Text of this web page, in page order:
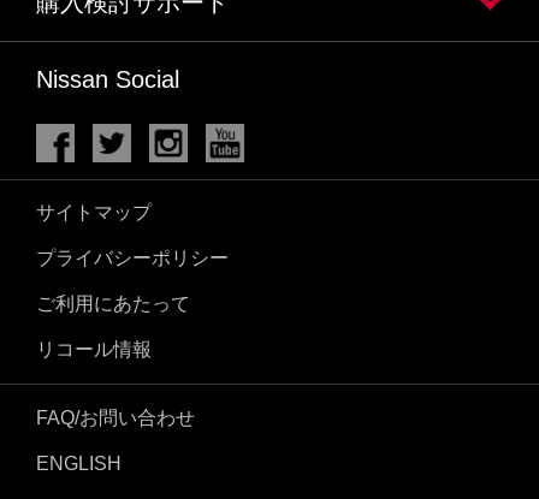
Nissan Social
サイトマップ
プライバシーポリシー
ご利用にあたって
リコール情報
FAQ/お問い合わせ
ENGLISH